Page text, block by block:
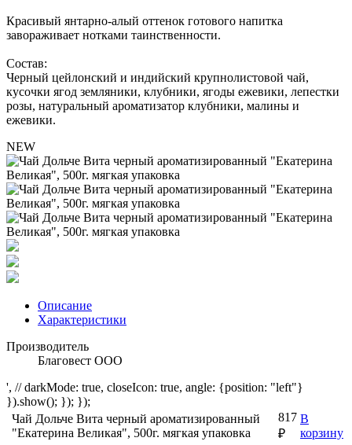
Красивый янтарно-алый оттенок готового напитка
завораживает нотками таинственности.
Состав:
Черный цейлонский и индийский крупнолистовой чай,
кусочки ягод земляники, клубники, ягоды ежевики, лепестки
розы, натуральный ароматизатор клубники, малины и
ежевики.
NEW
Описание
Характеристики
Производитель
Благовест ООО
', // darkMode: true, closeIcon: true, angle: {position: "left"}
}).show(); }); });
Чай Дольче Вита черный ароматизированный
"Екатерина Великая", 500г. мягкая упаковка
817
₽
В
корзину